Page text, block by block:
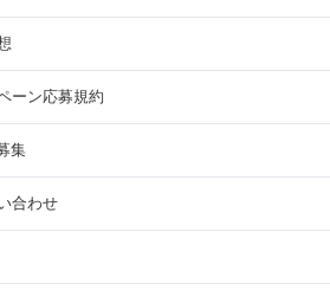
ーン応募規約
集
合わせ